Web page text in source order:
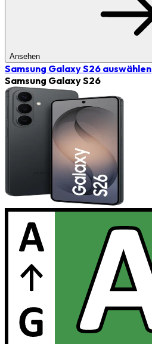
Ansehen
Samsung Galaxy S26 auswählen
Samsung Galaxy S26